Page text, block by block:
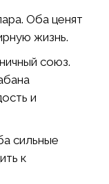
Оба ценят
жизнь.
союз.
и
сильные
к